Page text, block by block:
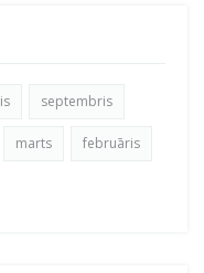
septembris
marts februāris